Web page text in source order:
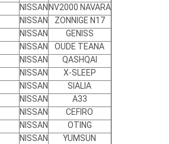
NISSAN NV2000 NAVARA
NISSAN
ZONNIGE N17
NISSAN
GENISS
NISSAN
OUDE TEANA
NISSAN
QASHQAI
NISSAN
X-SLEEP
NISSAN
SIALIA
NISSAN
A33
NISSAN
CEFIRO
NISSAN
OTING
NISSAN
YUMSUN